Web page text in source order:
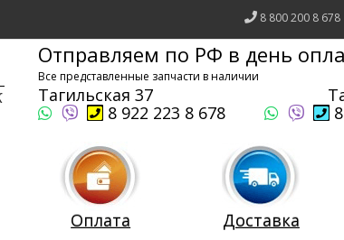
8 800 200 8 678
Отправляем по РФ в день
Все представленные запчасти в наличии
Тагильская 37
8 922 223 8 678
Оплата Доставка